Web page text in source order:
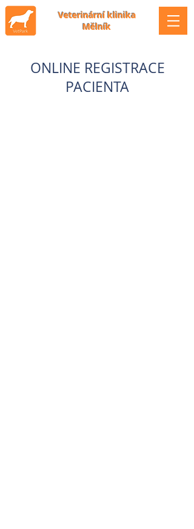
Veterinární klinika
Mělník
ONLINE REGISTRACE
PACIENTA